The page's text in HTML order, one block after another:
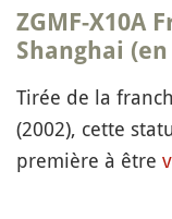
ZGMF-X10A
Shanghai
Tirée de la
(2002), cette
première à être